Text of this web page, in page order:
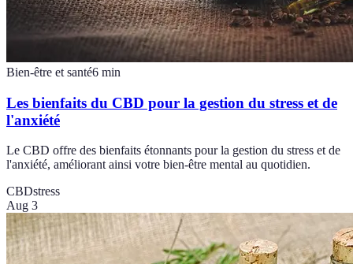
Bien-être et santé6 min
Les bienfaits du CBD pour la gestion du stress et de
l'anxiété
Le CBD offre des bienfaits étonnants pour la gestion du stress et de
l'anxiété, améliorant ainsi votre bien-être mental au quotidien.
CBDstress
Aug 3